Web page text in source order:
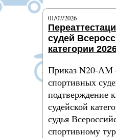
01/07/2026
судей
категории
Приказ N20-АМ
спортивных
подтверждение
судейской
судья
спортивному